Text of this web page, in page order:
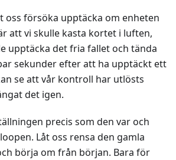
oss försöka upptäcka om enheten
att vi skulle kasta kortet i luften,
upptäcka det fria fallet och tända
sekunder efter att ha upptäckt ett
se att vår kontroll har utlösts
det igen.
precis som den var och
Låt oss rensa den gamla
börja om från början. Bara för